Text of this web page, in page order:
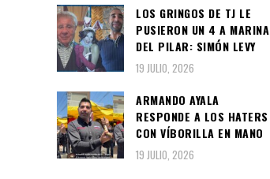
LOS GRINGOS DE TJ LE
PUSIERON UN 4 A MARINA
DEL PILAR: SIMÓN LEVY
19 JULIO, 2026
ARMANDO AYALA
RESPONDE A LOS HATERS
CON VÍBORILLA EN MANO
19 JULIO, 2026